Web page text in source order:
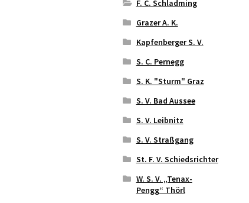
F. C. Schladming
Grazer A. K.
Kapfenberger S. V.
S. C. Pernegg
S. K. "Sturm" Graz
S. V. Bad Aussee
S. V. Leibnitz
S. V. Straßgang
St. F. V. Schiedsrichter
W. S. V. „Tenax-
Pengg“ Thörl